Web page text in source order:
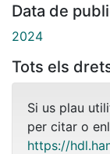
Data de
2024
Tots els
Si us plau
per citar o
https://